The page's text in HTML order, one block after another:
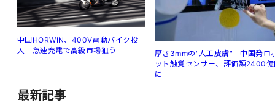
中国HORWIN、400V電動バイク投
入 急速充電で高級市場狙う
厚さ3mmの"人工皮膚" 中国発ロ
ット触覚センサー、評価額2400
に
最新記事